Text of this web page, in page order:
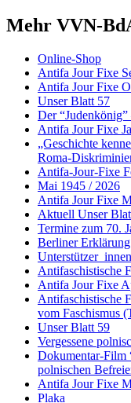
Mehr VVN-
Online-Shop
Antifa Jour Fixe
Antifa Jour Fixe
Unser Blatt 57
Der
Antifa Jour Fixe
„Geschichte
Roma-
Antifa-Jour-Fixe
Mai 1945 / 2026
Antifa Jour Fixe
Aktuell Unser
Termine zum 70.
Berliner
Antifaschistische
Antifa Jour Fixe
Antifaschistische
vom Faschismus
Unser Blatt 59
Vergessene
Dokumentar-Film
polnischen
Antifa Jour Fixe
Plaka